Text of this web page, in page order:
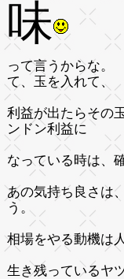
味
って言うからな
て、玉を入れて、
利益が出たらその
ンドン利益に
なっている時は、
あの気持ち良さは
う。
相場をやる動機は
生き残っているヤ